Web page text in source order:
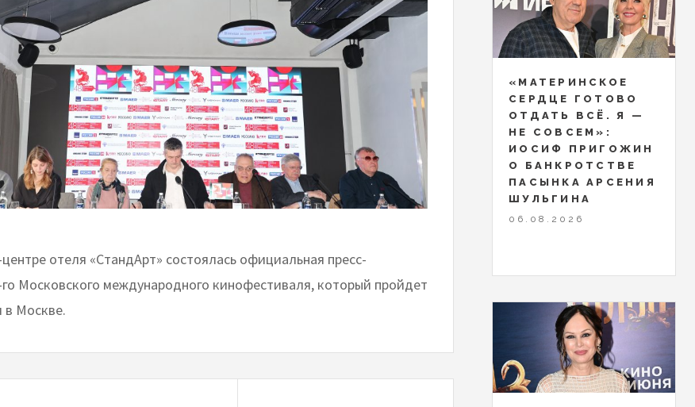
отеля «СтандАрт» состоялась официальная пресс-
Московского международного кинофестиваля, который пройдет
в Москве.
«МАТЕРИНСКОЕ
СЕРДЦЕ ГОТОВО
ОТДАТЬ ВСЁ. Я —
НЕ СОВСЕМ»:
ИОСИФ ПРИГОЖИН
О БАНКРОТСТВЕ
ПАСЫНКА АРСЕНИЯ
ШУЛЬГИНА
06.08.2026